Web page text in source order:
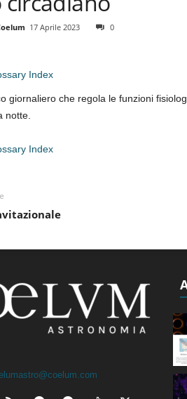
m
A
n
17 Aprile 2023 0
Index
giornaliero che regola le funzioni
notte.
Index